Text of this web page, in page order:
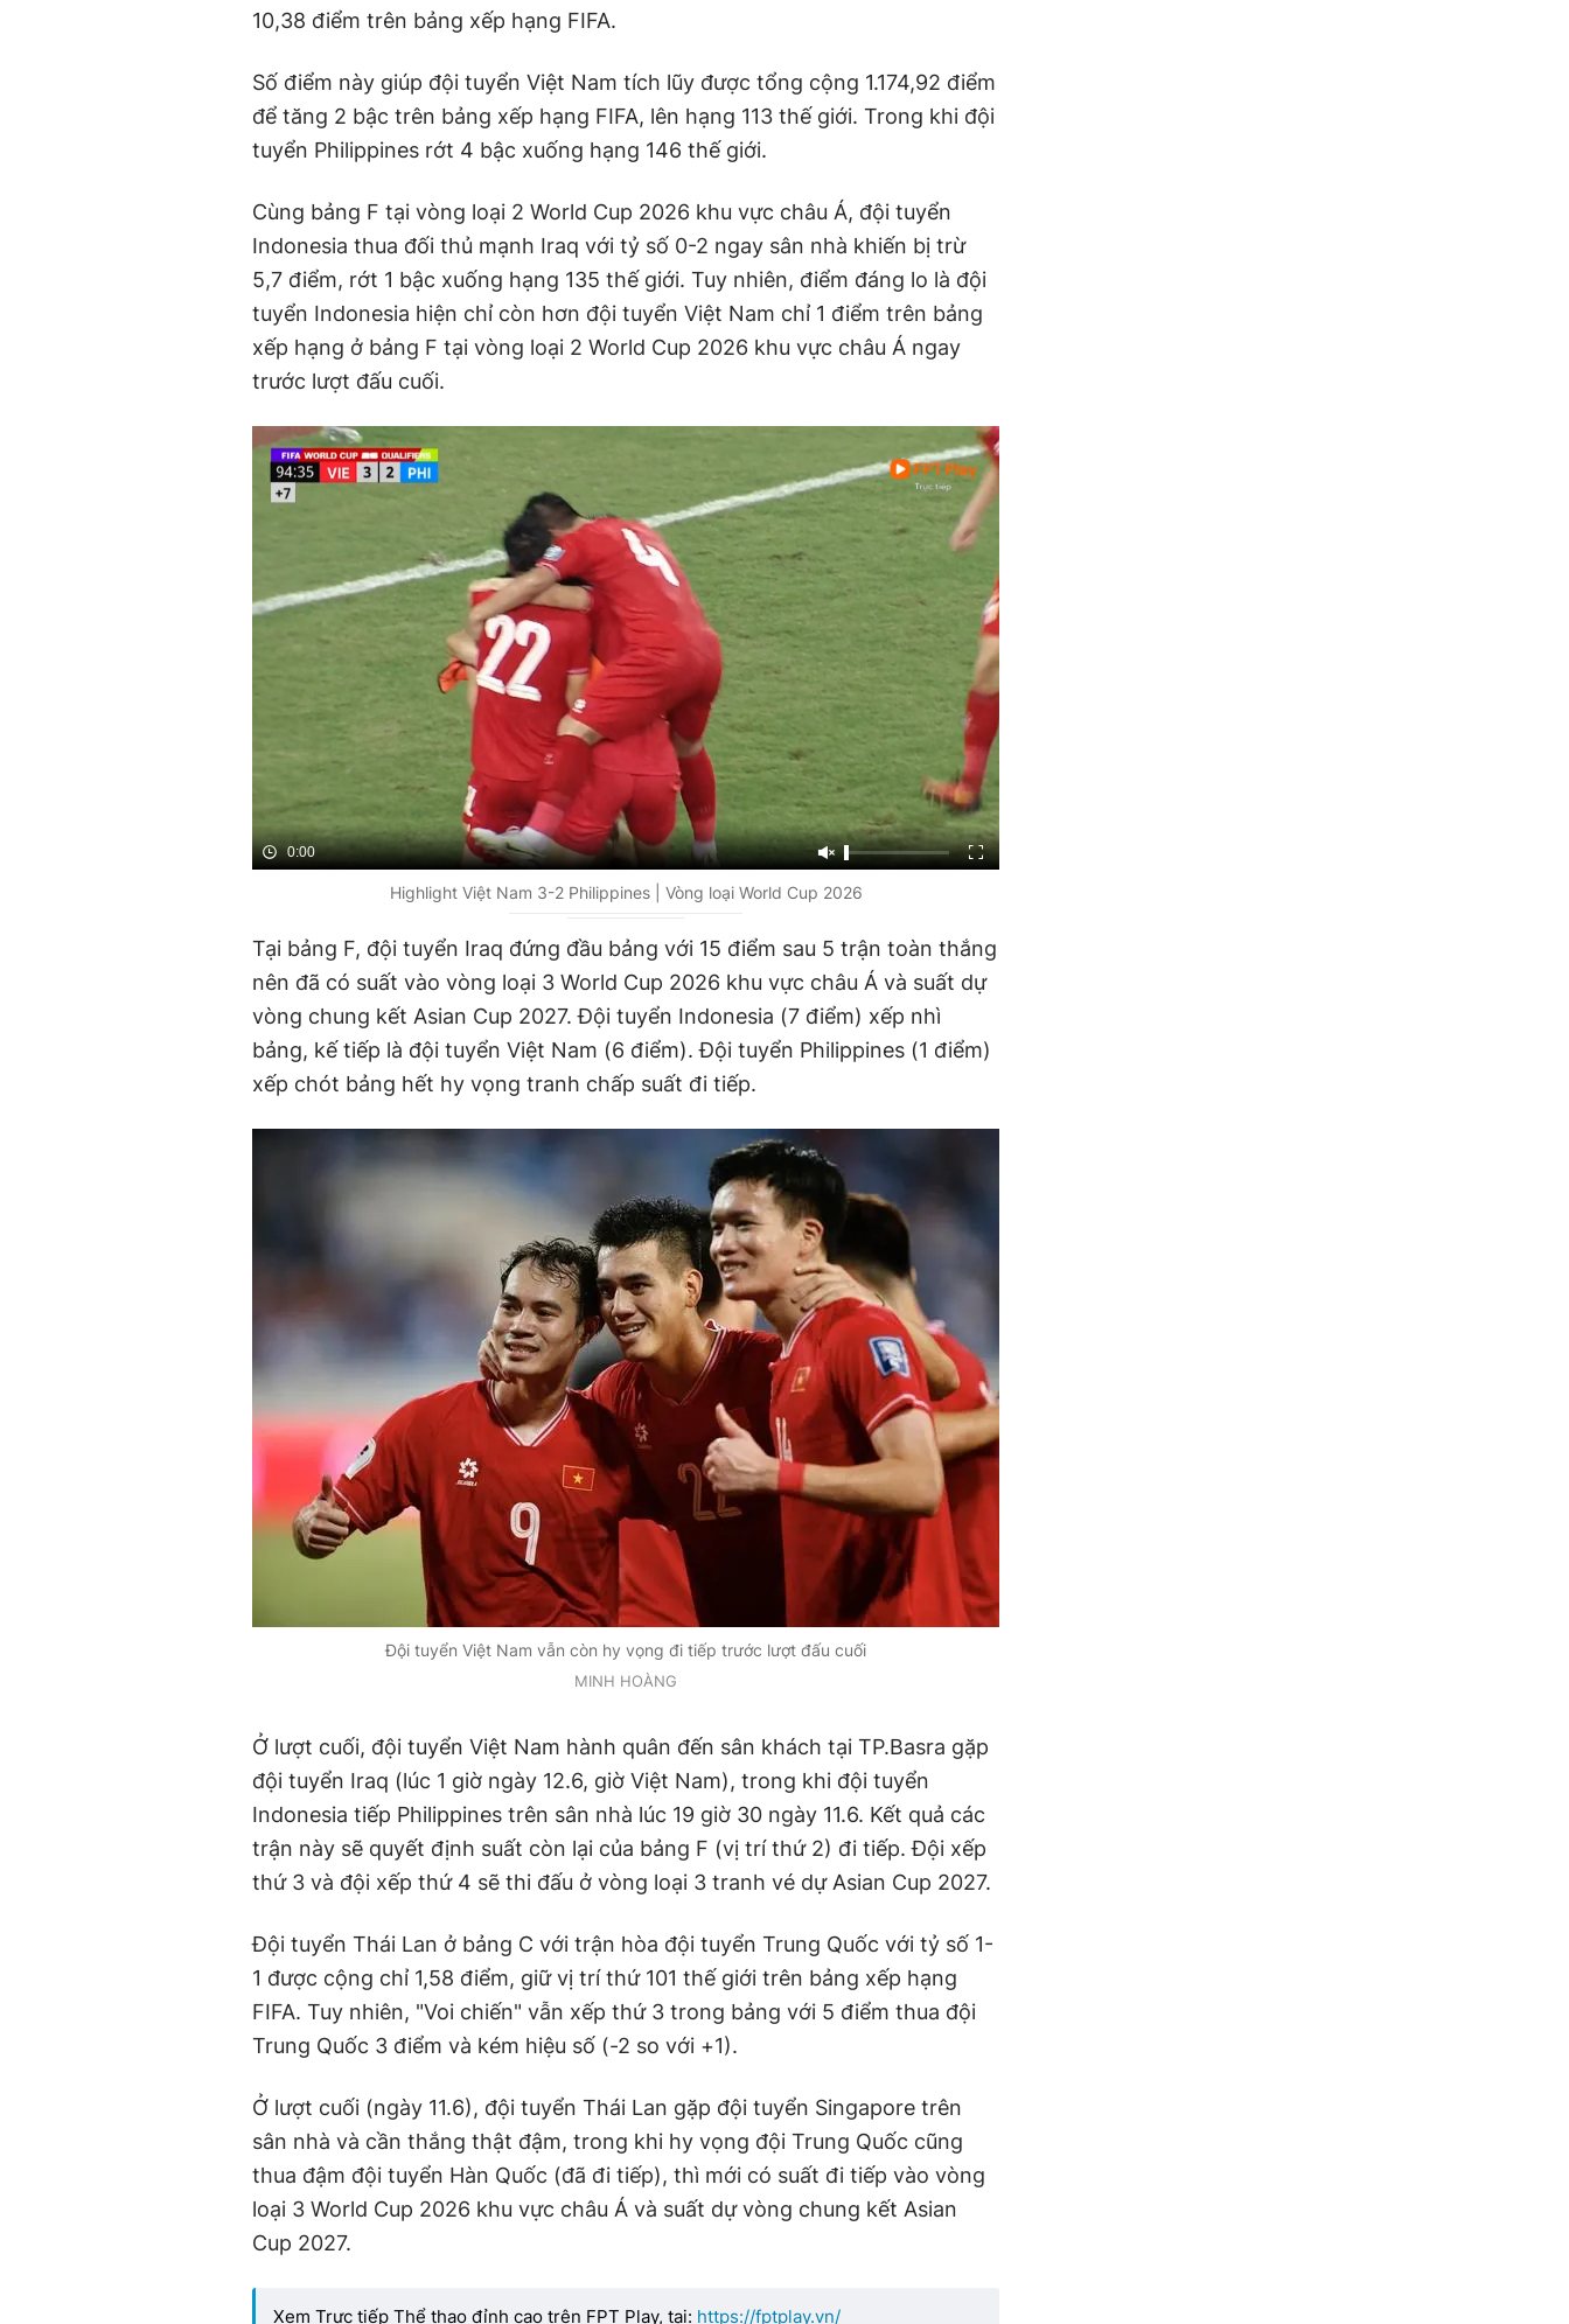
10,38 điểm trên bảng xếp hạng FIFA.
Số điểm này giúp đội tuyển Việt Nam tích lũy được tổng cộng 1.174,92 điểm
để tăng 2 bậc trên bảng xếp hạng FIFA, lên hạng 113 thế giới. Trong khi đội
tuyển Philippines rớt 4 bậc xuống hạng 146 thế giới.
Cùng bảng F tại vòng loại 2 World Cup 2026 khu vực châu Á, đội tuyển
Indonesia thua đối thủ mạnh Iraq với tỷ số 0-2 ngay sân nhà khiến bị trừ
5,7 điểm, rớt 1 bậc xuống hạng 135 thế giới. Tuy nhiên, điểm đáng lo là đội
tuyển Indonesia hiện chỉ còn hơn đội tuyển Việt Nam chỉ 1 điểm trên bảng
xếp hạng ở bảng F tại vòng loại 2 World Cup 2026 khu vực châu Á ngay
trước lượt đấu cuối.
0:00
Highlight Việt Nam 3-2 Philippines | Vòng loại World Cup 2026
Tại bảng F, đội tuyển Iraq đứng đầu bảng với 15 điểm sau 5 trận toàn thắng
nên đã có suất vào vòng loại 3 World Cup 2026 khu vực châu Á và suất dự
vòng chung kết Asian Cup 2027. Đội tuyển Indonesia (7 điểm) xếp nhì
bảng, kế tiếp là đội tuyển Việt Nam (6 điểm). Đội tuyển Philippines (1 điểm)
xếp chót bảng hết hy vọng tranh chấp suất đi tiếp.
Đội tuyển Việt Nam vẫn còn hy vọng đi tiếp trước lượt đấu cuối
MINH HOÀNG
Ở lượt cuối, đội tuyển Việt Nam hành quân đến sân khách tại TP.Basra gặp
đội tuyển Iraq (lúc 1 giờ ngày 12.6, giờ Việt Nam), trong khi đội tuyển
Indonesia tiếp Philippines trên sân nhà lúc 19 giờ 30 ngày 11.6. Kết quả các
trận này sẽ quyết định suất còn lại của bảng F (vị trí thứ 2) đi tiếp. Đội xếp
thứ 3 và đội xếp thứ 4 sẽ thi đấu ở vòng loại 3 tranh vé dự Asian Cup 2027.
Đội tuyển Thái Lan ở bảng C với trận hòa đội tuyển Trung Quốc với tỷ số 1-
1 được cộng chỉ 1,58 điểm, giữ vị trí thứ 101 thế giới trên bảng xếp hạng
FIFA. Tuy nhiên, "Voi chiến" vẫn xếp thứ 3 trong bảng với 5 điểm thua đội
Trung Quốc 3 điểm và kém hiệu số (-2 so với +1).
Ở lượt cuối (ngày 11.6), đội tuyển Thái Lan gặp đội tuyển Singapore trên
sân nhà và cần thắng thật đậm, trong khi hy vọng đội Trung Quốc cũng
thua đậm đội tuyển Hàn Quốc (đã đi tiếp), thì mới có suất đi tiếp vào vòng
loại 3 World Cup 2026 khu vực châu Á và suất dự vòng chung kết Asian
Cup 2027.
Xem Trực tiếp Thể thao đỉnh cao trên FPT Play, tại: https://fptplay.vn/